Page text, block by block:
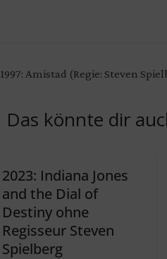
1997: Amistad (Regie: Steven
Das könnte dir
2023: Indiana Jones
and the Dial of
Destiny ohne
Regisseur Steven
Spielberg